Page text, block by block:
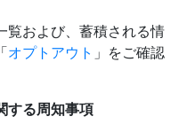
よび、蓄積される情
オプトアウト 」をご確認
する周知事項